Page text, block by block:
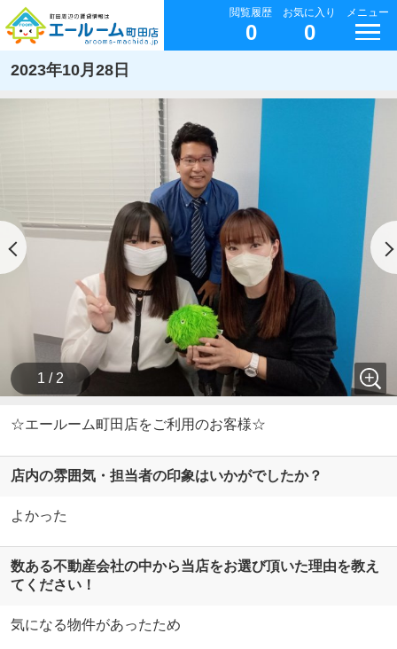
閲覧履歴
0
お気に入り
0
メニュー
2023年10月28日
1 / 2
☆エールーム町田店をご利用のお客様☆
店内の雰囲気・担当者の印象はいかがでしたか？
よかった
数ある不動産会社の中から当店をお選び頂いた理由を教え
てください！
気になる物件があったため